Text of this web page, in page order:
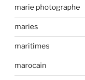
marie photographe
maries
maritimes
marocain